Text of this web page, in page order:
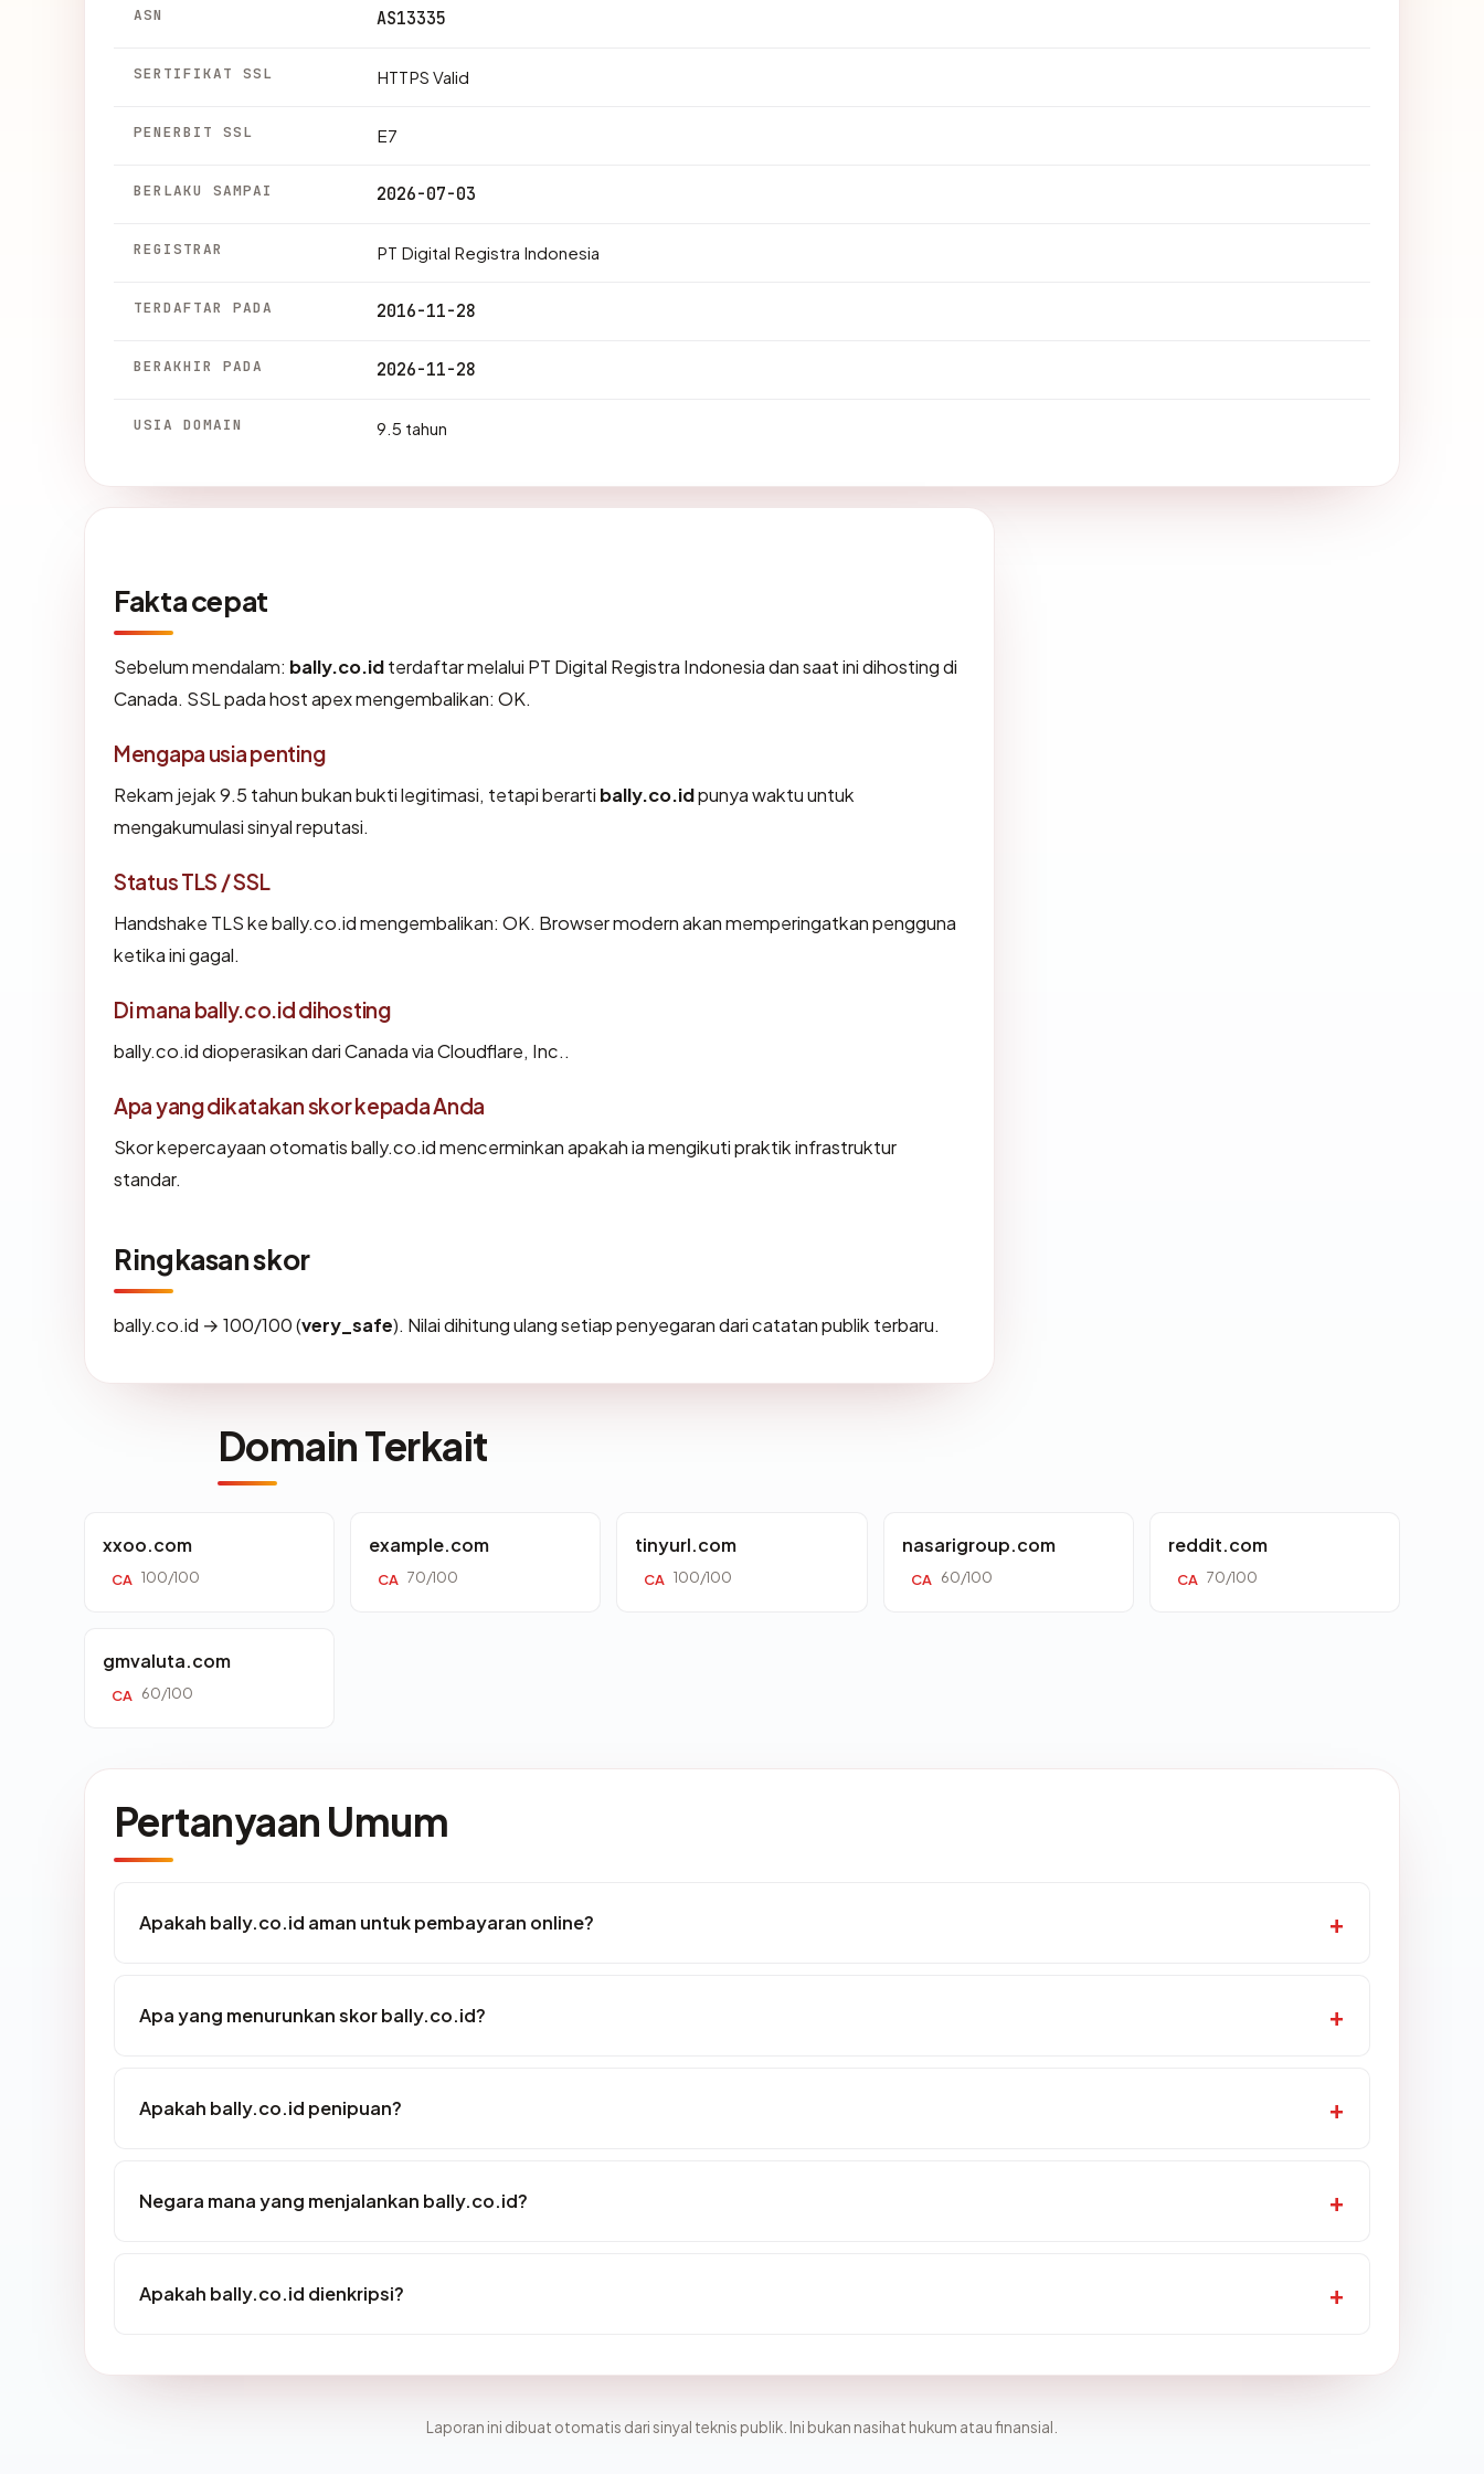
ASN AS13335
SERTIFIKAT SSL HTTPS Valid
PENERBIT SSL E7
BERLAKU SAMPAI 2026-07-03
REGISTRAR PT Digital Registra Indonesia
TERDAFTAR PADA 2016-11-28
BERAKHIR PADA 2026-11-28
USIA DOMAIN 9.5 tahun
Fakta cepat
Sebelum mendalam: bally.co.idterdaftar melalui PT Digital Registra Indonesia dan saat ini dihosting di
Canada. SSL pada host apex mengembalikan: OK.
Mengapa usia penting
Rekam jejak 9.5 tahun bukan bukti legitimasi, tetapi berarti bally.co.idpunya waktu untuk
mengakumulasi sinyal reputasi.
Status TLS / SSL
Handshake TLS ke bally.co.id mengembalikan: OK. Browser modern akan memperingatkan pengguna
ketika ini gagal.
Di mana bally.co.id dihosting
bally.co.id dioperasikan dari Canada via Cloudflare, Inc..
Apa yang dikatakan skor kepada Anda
Skor kepercayaan otomatis bally.co.id mencerminkan apakah ia mengikuti praktik infrastruktur
standar.
Ringkasan skor
bally.co.id → 100/100 (very_safe). Nilai dihitung ulang setiap penyegaran dari catatan publik terbaru.
Domain Terkait
xxoo.com
CA 100/100
example.com
CA 70/100
tinyurl.com
CA 100/100
nasarigroup.com
CA 60/100
reddit.com
CA 70/100
gmvaluta.com
CA 60/100
Pertanyaan Umum
Apakah bally.co.id aman untuk pembayaran online?
Apa yang menurunkan skor bally.co.id?
Apakah bally.co.id penipuan?
Negara mana yang menjalankan bally.co.id?
Apakah bally.co.id dienkripsi?
Laporan ini dibuat otomatis dari sinyal teknis publik. Ini bukan nasihat hukum atau finansial.